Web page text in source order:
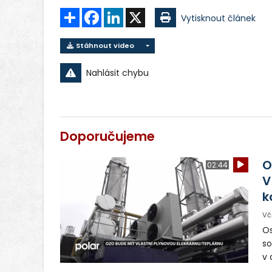
Sdílet FacebookLinkedIn Vytisknout článek
Stáhnout video
Nahlásit chybu
Doporučujeme
02:44
v